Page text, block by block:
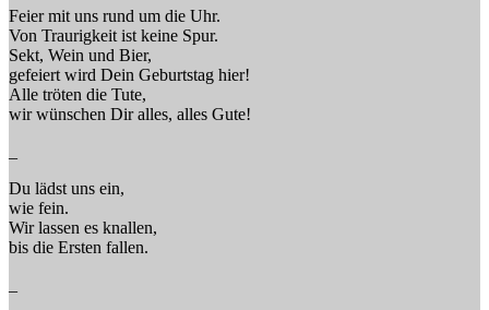
Feier mit uns rund um die Uhr.
Von Traurigkeit ist keine Spur.
Sekt, Wein und Bier,
gefeiert wird Dein Geburtstag hier!
Alle tröten die Tute,
wir wünschen Dir alles, alles Gute!
Du lädst uns ein,
wie fein.
Wir lassen es knallen,
bis die Ersten fallen.